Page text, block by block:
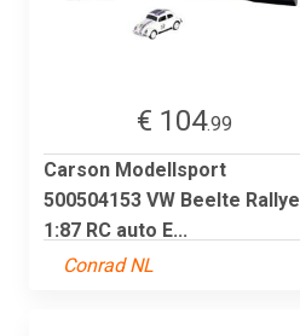
€ 104.99
Carson Modellsport
500504153 VW Beelte Rallye
1:87 RC auto E...
Conrad NL